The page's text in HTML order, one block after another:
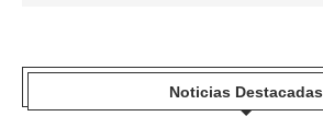
Noticias Destacadas